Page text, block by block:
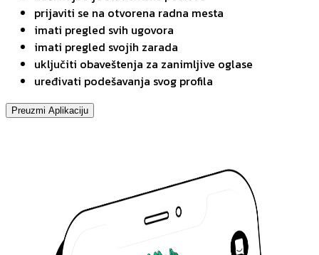
prijaviti se na otvorena radna mesta
imati pregled svih ugovora
imati pregled svojih zarada
uključiti obaveštenja za zanimljive oglase
uređivati podešavanja svog profila
Preuzmi Aplikaciju